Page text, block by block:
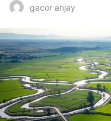
gacor anjay